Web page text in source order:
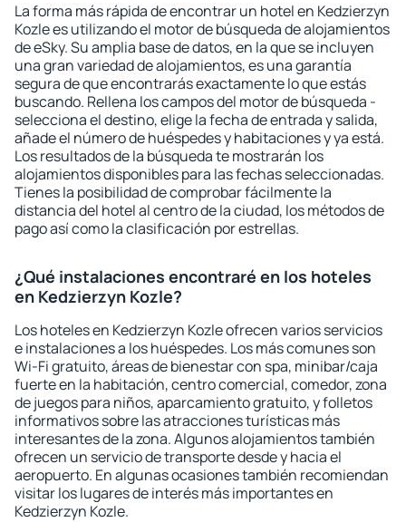
La forma más rápida de encontrar un hotel en Kedzierzyn
Kozle es utilizando el motor de búsqueda de alojamientos
de eSky. Su amplia base de datos, en la que se incluyen
una gran variedad de alojamientos, es una garantía
segura de que encontrarás exactamente lo que estás
buscando. Rellena los campos del motor de búsqueda -
selecciona el destino, elige la fecha de entrada y salida,
añade el número de huéspedes y habitaciones y ya está.
Los resultados de la búsqueda te mostrarán los
alojamientos disponibles para las fechas seleccionadas.
Tienes la posibilidad de comprobar fácilmente la
distancia del hotel al centro de la ciudad, los métodos de
pago así como la clasificación por estrellas.
¿Qué instalaciones encontraré en los hoteles
en Kedzierzyn Kozle?
Los hoteles en Kedzierzyn Kozle ofrecen varios servicios
e instalaciones a los huéspedes. Los más comunes son
Wi-Fi gratuito, áreas de bienestar con spa, minibar/caja
fuerte en la habitación, centro comercial, comedor, zona
de juegos para niños, aparcamiento gratuito, y folletos
informativos sobre las atracciones turísticas más
interesantes de la zona. Algunos alojamientos también
ofrecen un servicio de transporte desde y hacia el
aeropuerto. En algunas ocasiones también recomiendan
visitar los lugares de interés más importantes en
Kedzierzyn Kozle.